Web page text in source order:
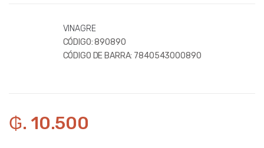
VINAGRE
CÓDIGO:890890
CÓDIGO DE BARRA: 7840543000890
₲. 10.500